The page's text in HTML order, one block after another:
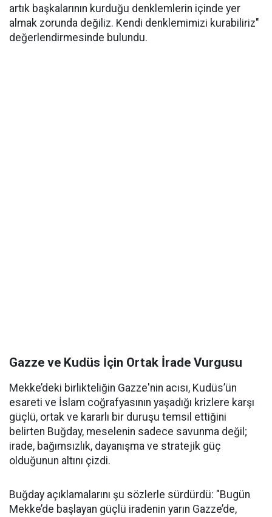
artık başkalarının kurduğu denklemlerin içinde yer
almak zorunda değiliz. Kendi denklemimizi kurabiliriz"
değerlendirmesinde bulundu.
Gazze ve Kudüs İçin Ortak İrade Vurgusu
Mekke’deki birlikteliğin Gazze'nin acısı, Kudüs’ün
esareti ve İslam coğrafyasının yaşadığı krizlere karşı
güçlü, ortak ve kararlı bir duruşu temsil ettiğini
belirten Buğday, meselenin sadece savunma değil;
irade, bağımsızlık, dayanışma ve stratejik güç
olduğunun altını çizdi.
Buğday açıklamalarını şu sözlerle sürdürdü: "Bugün
Mekke’de başlayan güçlü iradenin yarın Gazze’de,